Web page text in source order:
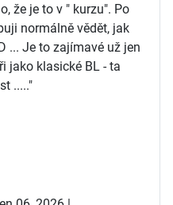
že je to v " kurzu". Po
normálně vědět, jak
... Je to zajímavé už jen
jako klasické BL - ta
....."